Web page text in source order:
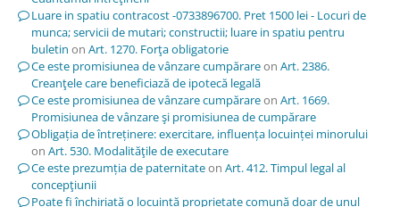
Luare in spatiu contracost -0733896700. Pret 1500 lei - Locuri de
munca; servicii de mutari; constructii; luare in spatiu pentru
buletin on Art. 1270. Forţa obligatorie
Ce este promisiunea de vânzare cumpărareon Art. 2386.
Creanţele care beneficiază de ipotecă legală
Ce este promisiunea de vânzare cumpărareon Art. 1669.
Promisiunea de vânzare şi promisiunea de cumpărare
Obligația de întreținere: exercitare, influența locuinței minorului
on Art. 530. Modalităţile de executare
Ce este prezumția de paternitateon Art. 412. Timpul legal al
concepţiunii
Poate fi închiriată o locuință proprietate comună doar de unul